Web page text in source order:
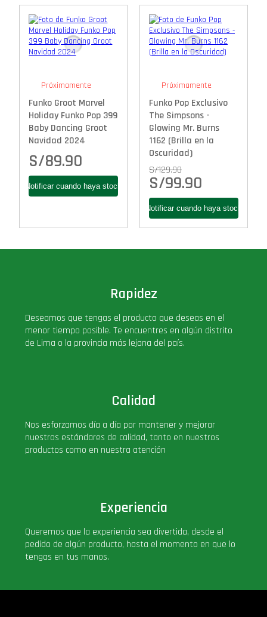
Próximamente
Funko Groot Marvel
Holiday Funko Pop 399
Baby Dancing Groot
Navidad 2024
S/89.90
Próximamente
Funko Pop Exclusivo
The Simpsons -
Glowing Mr. Burns
1162 (Brilla en la
Oscuridad)
S/129.90
S/99.90
Rapidez
Deseamos que tengas el producto que deseas en el
menor tiempo posible. Te encuentres en algún distrito
de Lima o la provincia más lejana del país.
Calidad
Nos esforzamos día a día por mantener y mejorar
nuestros estándares de calidad, tanto en nuestros
productos como en nuestra atención
Experiencia
Queremos que la experiencia sea divertida, desde el
pedido de algún producto, hasta el momento en que lo
tengas en tus manos.